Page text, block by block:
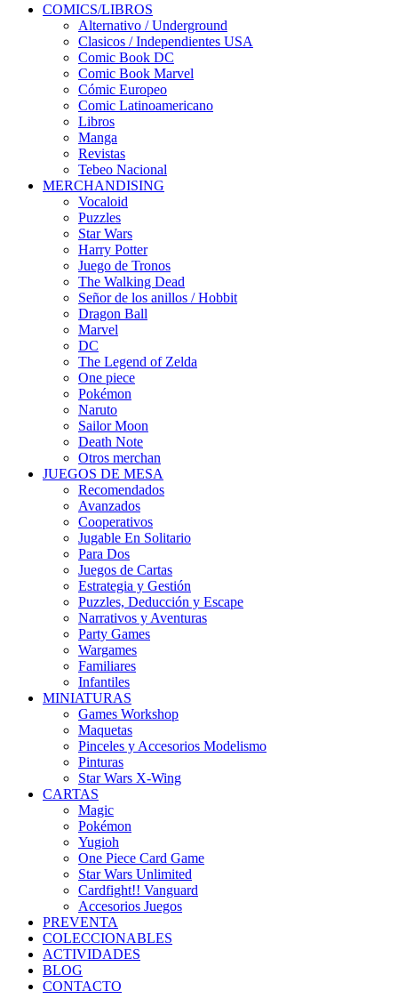
COMICS/LIBROS
Alternativo / Underground
Clasicos / Independientes USA
Comic Book DC
Comic Book Marvel
Cómic Europeo
Comic Latinoamericano
Libros
Manga
Revistas
Tebeo Nacional
MERCHANDISING
Vocaloid
Puzzles
Star Wars
Harry Potter
Juego de Tronos
The Walking Dead
Señor de los anillos / Hobbit
Dragon Ball
Marvel
DC
The Legend of Zelda
One piece
Pokémon
Naruto
Sailor Moon
Death Note
Otros merchan
JUEGOS DE MESA
Recomendados
Avanzados
Cooperativos
Jugable En Solitario
Para Dos
Juegos de Cartas
Estrategia y Gestión
Puzzles, Deducción y Escape
Narrativos y Aventuras
Party Games
Wargames
Familiares
Infantiles
MINIATURAS
Games Workshop
Maquetas
Pinceles y Accesorios Modelismo
Pinturas
Star Wars X-Wing
CARTAS
Magic
Pokémon
Yugioh
One Piece Card Game
Star Wars Unlimited
Cardfight!! Vanguard
Accesorios Juegos
PREVENTA
COLECCIONABLES
ACTIVIDADES
BLOG
CONTACTO